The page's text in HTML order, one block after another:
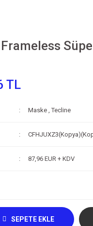
TL
Maske ,Tecline
87,96 EUR + KDV
SEPETE EKLE